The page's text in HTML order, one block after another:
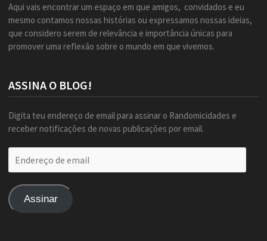
Aqui vais encontrar um espaço em que amigos, convidados e eu
mesmo contamos nossas histórias ou expressamos nossas ideias,
que considero serem de relevância e importância únicas para
promover uma reflexão sobre o mundo em que vivemos.
ASSINA O BLOG!
Digita teu endereço de email para assinar o Randomicidades e
receber notificações de novas publicações por email.
de
Assinar